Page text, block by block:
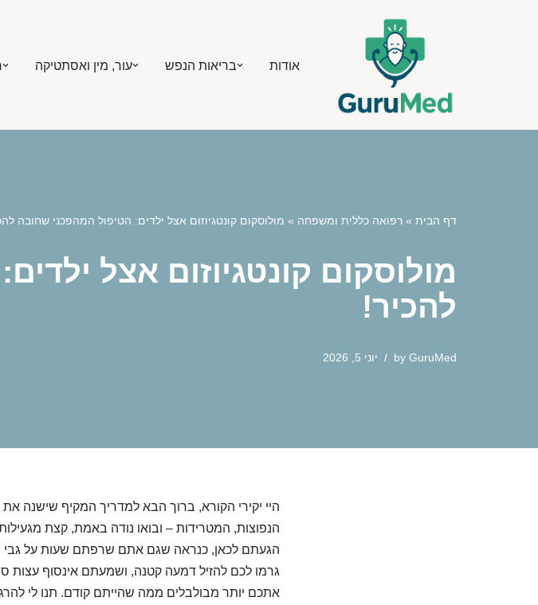
אודות בריאות הנפש עור, מין ואסתטיקה
דף הבית » רפואה כללית ומשפחה » מולוסקום קונטגיוזום אצל ילדים: הטיפול המהפכני שחובה
מולוסקום קונטגיוזום אצל
להכיר!
by GuruMed יוני 5, 2026
היי יקירי הקורא, ברוך הבא למדריך המקיף שישנה
הנפוצות, המטרידות – ובואו נודה באמת, קצת
הגעתם לכאן, כנראה שגם אתם שרפתם שעות על גבי
גרמו לכם להזיל דמעה קטנה, ושמעתם אינסוף עצות
אתכם יותר מבולבלים ממה שהייתם קודם. תנו לי